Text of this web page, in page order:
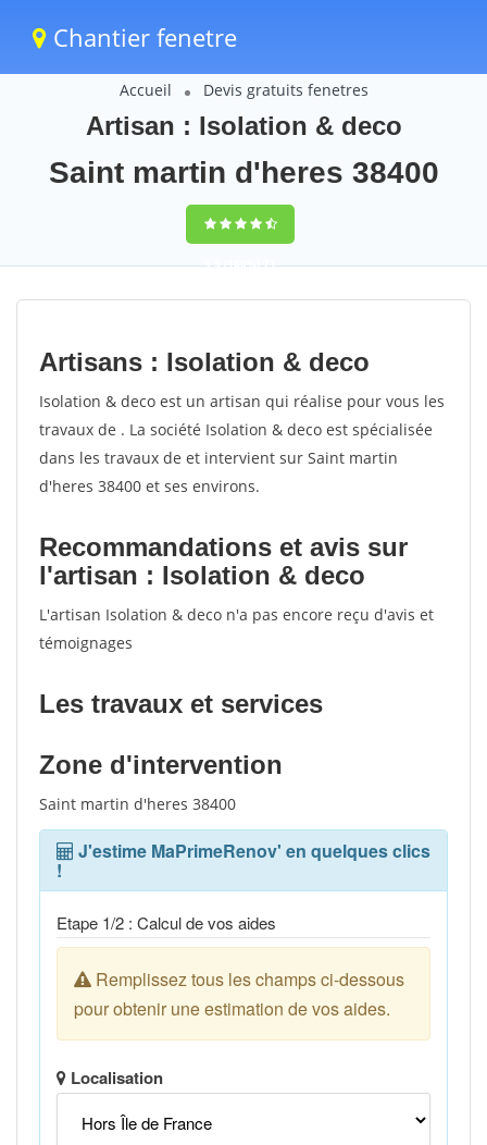
Chantier fenetre
Accueil Devis gratuits fenetres
Artisan : Isolation & deco
Saint martin d'heres 38400
9,5(100%)71
votes
Artisans : Isolation & deco
Isolation & deco est un artisan qui réalise pour vous les
travaux de . La société Isolation & deco est spécialisée
dans les travaux de et intervient sur Saint martin
d'heres 38400 et ses environs.
Recommandations et avis sur
l'artisan : Isolation & deco
L'artisan Isolation & deco n'a pas encore reçu d'avis et
témoignages
Les travaux et services
Zone d'intervention
Saint martin d'heres 38400